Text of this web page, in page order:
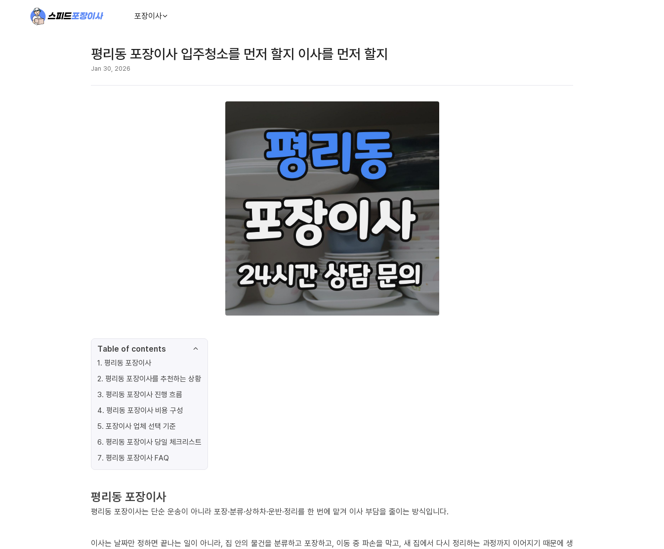
포장이사
평리동 포장이사 입주청소를 먼저 할지 이사를 먼저 할지
Jan 30, 2026
Table of contents
1. 평리동 포장이사
2. 평리동 포장이사를 추천하는 상황
3. 평리동 포장이사 진행 흐름
4. 평리동 포장이사 비용 구성
5. 포장이사 업체 선택 기준
6. 평리동 포장이사 당일 체크리스트
7. 평리동 포장이사 FAQ
평리동 포장이사
평리동 포장이사는 단순 운송이 아니라 포장·분류·상하차·운반·정리를 한 번에 맡겨 이사 부담을 줄이는 방식입니다.
이사는 날짜만 정하면 끝나는 일이 아니라, 집 안의 물건을 분류하고 포장하고, 이동 중 파손을 막고, 새 집에서 다시 정리하는 과정까지 이어지기 때문에 생